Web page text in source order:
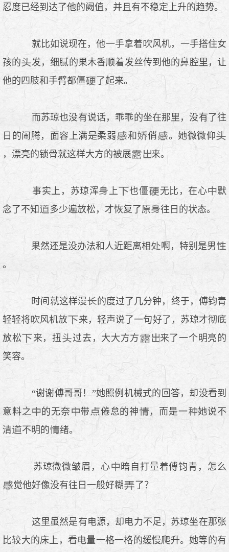
忍度已经到达了他的阙值，并且有不稳定上升的趋势。
就比如说现在，他一手拿着
风机，一手搭住女
孩的
发，细腻的果木香顺着发丝传到他的鼻腔里，让
他的四肢和手臂都僵
了起来。
而苏琼也没有说话，乖乖的坐在那里，没有了往
日的闹腾，面容上满是柔弱
和 俏
。她微微仰
，漂亮的锁骨就这样大方的被展
来。
事实上，苏琼浑 上 也僵 无比，在心
默
念了不知
多少遍放松，才恢复了原 往日的状态。
果然还是没办法和人近距离相
啊，特别是男
。
时间就这样漫
的度过了几分钟，终于，傅钧青
轻轻将
风机放
来，轻声说了一句好了，苏琼才彻底
放松
来，扭 过去，大大方方
来了一个明亮的
笑容。
“谢谢傅哥哥！”她照例机械式的回答，却没看到
意料之
的无奈 带 倦怠的神 ，而是一
她说不
清
不明的 绪。
苏琼微微皱眉，心
暗自打量着傅钧青，怎么
觉他好像没有往日一般好糊
了？
这里虽然是有电源，却电力不足，苏琼坐在那张
比较大的床上，看电量一格一格的缓慢爬升。她等的有